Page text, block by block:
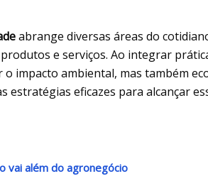
abrange diversas áreas do
e serviços. Ao integrar
impacto ambiental, mas também
estratégias eficazes para alcançar
vai além do agronegócio